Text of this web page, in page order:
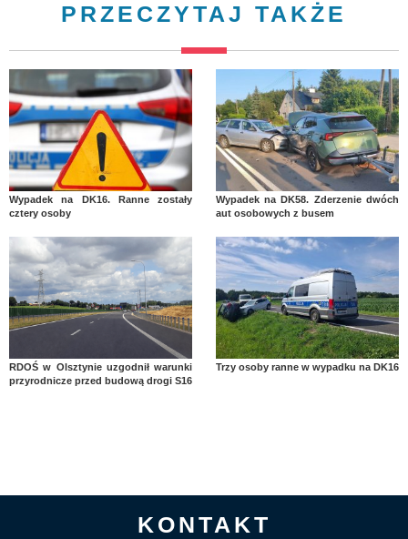
PRZECZYTAJ TAKŻE
Wypadek na DK16. Ranne zostały
cztery osoby
Wypadek na DK58. Zderzenie dwóch
aut osobowych z busem
RDOŚ w Olsztynie uzgodnił warunki
przyrodnicze przed budową drogi S16
Trzy osoby ranne w wypadku na DK16
KONTAKT